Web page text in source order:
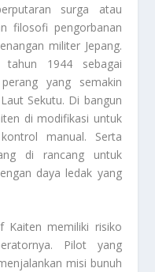
surga atau
filosofi pengorbanan
militer Jepang.
1944 sebagai
yang semakin
Sekutu. Di bangun
di modifikasi untuk
manual. Serta
di rancang untuk
daya ledak yang
Kaiten memiliki risiko
Pilot yang
misi bunuh